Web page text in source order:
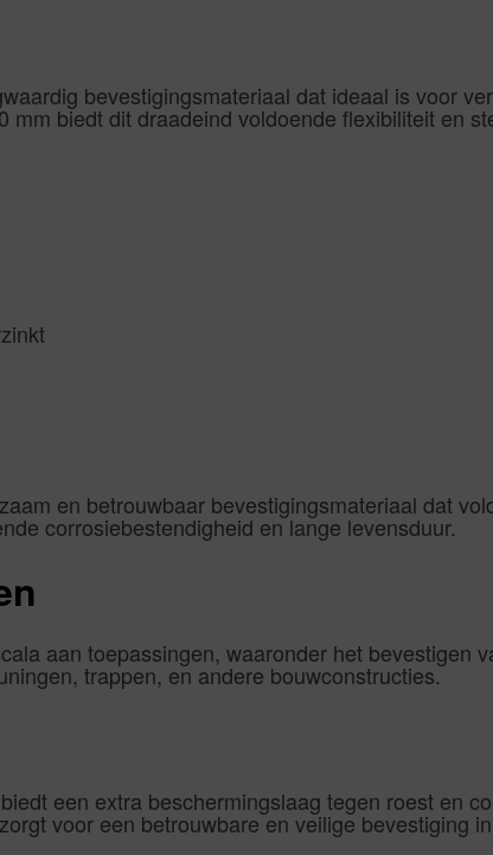
bevestigingsmateriaal dat ideaal is voor
mm biedt dit draadeind voldoende flexibiliteit en
en betrouwbaar bevestigingsmateriaal dat
corrosiebestendigheid en lange levensduur.
aan toepassingen, waaronder het bevestigen
trappen, en andere bouwconstructies.
een extra beschermingslaag tegen roest en
voor een betrouwbare en veilige bevestiging